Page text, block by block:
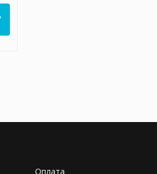
Оплата